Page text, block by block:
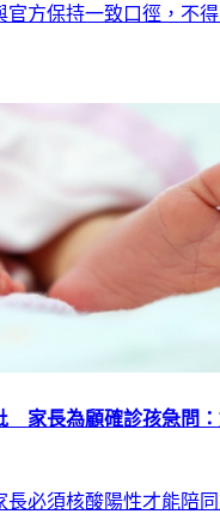
官方保持一致口徑，不
家長為顧確診孩急問
長必須核酸陽性才能陪